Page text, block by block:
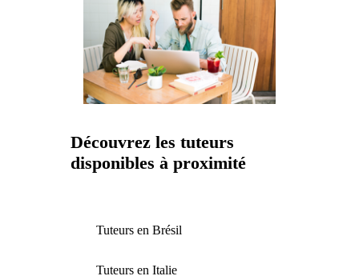
Découvrez les tuteurs
disponibles à proximité
Tuteurs en Brésil
Tuteurs en Italie